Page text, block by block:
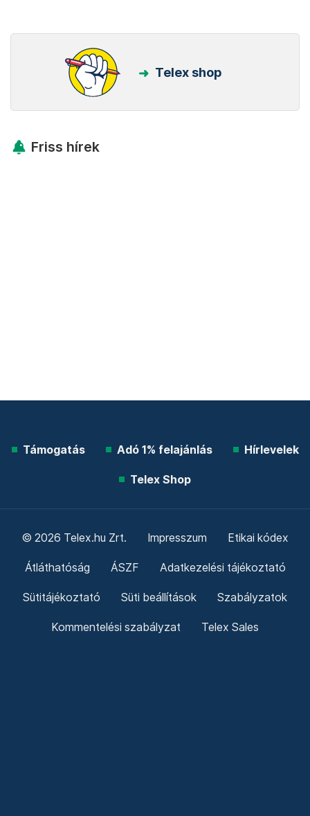
Telex shop
Friss hírek
Támogatás Adó 1% felajánlás Hírlevelek
Telex Shop
© 2026 Telex.hu Zrt. Impresszum Etikai kódex
Átláthatóság ÁSZF Adatkezelési tájékoztató
Sütitájékoztató Süti beállítások Szabályzatok
Kommentelési szabályzat Telex Sales